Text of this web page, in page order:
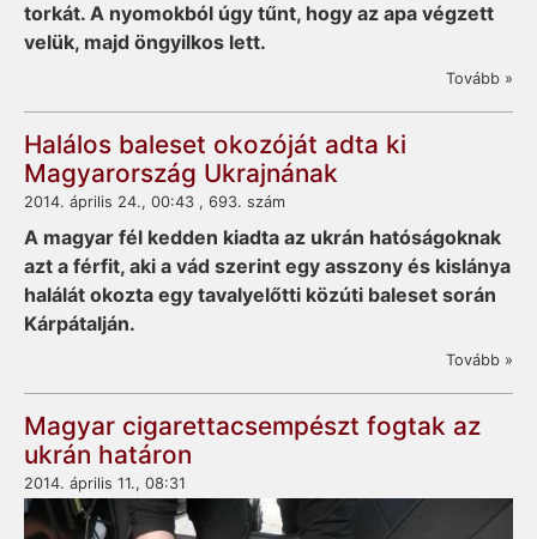
torkát. A nyomokból úgy tűnt, hogy az apa végzett
velük, majd öngyilkos lett.
Tovább »
Halálos baleset okozóját adta ki
Magyarország Ukrajnának
2014. április 24., 00:43 , 693. szám
A magyar fél kedden kiadta az ukrán hatóságoknak
azt a férfit, aki a vád szerint egy asszony és kislánya
halálát okozta egy tavalyelőtti közúti baleset során
Kárpátalján.
Tovább »
Magyar cigarettacsempészt fogtak az
ukrán határon
2014. április 11., 08:31